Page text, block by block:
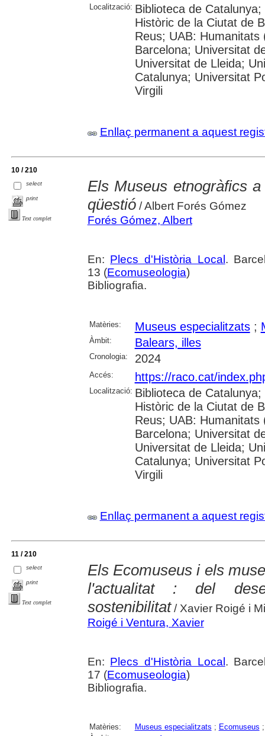
Localització: Biblioteca de
Històric de la Ciutat de
Reus; UAB:
Barcelona; Universitat
Universitat de Lleida;
Catalunya; Universitat
Virgili
Enllaç permanent a aquest
10 / 210
select
print
Text complet
Els Museus etnogràfics
qüestió/ Albert Forés Gómez
Forés Gómez, Albert
En: Plecs d'Història Local .
13 (Ecomuseologia)
Bibliografia.
Matèries: Museus especialitzats;
Àmbit: Balears, illes
Cronologia: 2024
Accés: https://raco.cat/
Localització: Biblioteca de
Històric de la Ciutat de
Reus; UAB:
Barcelona; Universitat
Universitat de Lleida;
Catalunya; Universitat
Virgili
Enllaç permanent a aquest
11 / 210
select
print
Text complet
Els Ecomuseus i els
l'actualitat : del
sostenibilitat/ Xavier Roigé i
Roigé i Ventura, Xavier
En: Plecs d'Història Local .
17 (Ecomuseologia)
Bibliografia.
Matèries: Museus especialitzats ; Ecomuseus